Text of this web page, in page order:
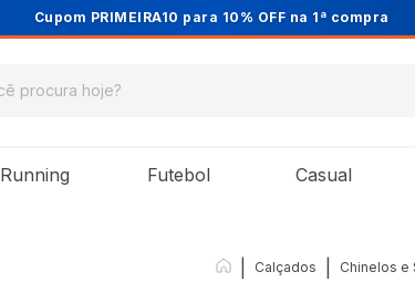
Cupom PRIMEIRA10 para 10% OFF na 1ª compra
Running Futebol Casual
Calçados Chinelos e